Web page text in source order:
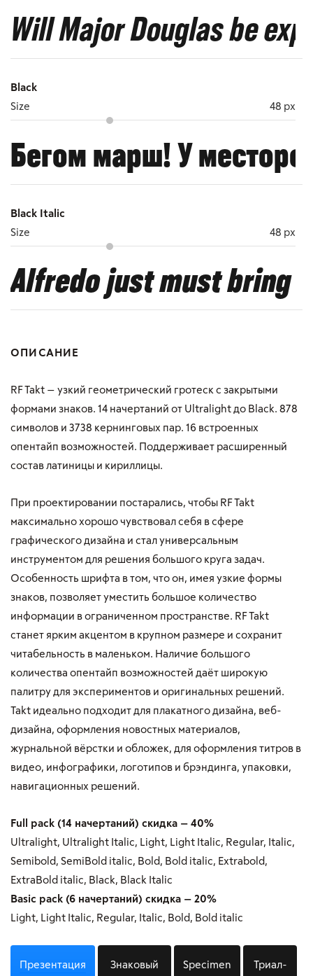
Will Major Douglas be
Black
Size
48 px
Бегом марш! У
Black Italic
Size
48 px
Alfredo just must bring
ОПИСАНИЕ
RF Takt — узкий геометрический гротеск с закрытыми
формами знаков. 14 начертаний от Ultralight до Black. 878
символов и 3738 кернинговых пар. 16 встроенных
опентайп возможностей. Поддерживает расширенный
состав латиницы и кириллицы.
При проектировании постарались, чтобы RF Takt
максимально хорошо чувствовал себя в сфере
графического дизайна и стал универсальным
инструментом для решения большого круга задач.
Особенность шрифта в том, что он, имея узкие формы
знаков, позволяет уместить большое количество
информации в ограниченном пространстве. RF Takt
станет ярким акцентом в крупном размере и сохранит
читабельность в маленьком. Наличие большого
количества опентайп возможностей даёт широкую
палитру для экспериментов и оригинальных решений.
Takt идеально подходит для плакатного дизайна, веб-
дизайна, оформления новостных материалов,
журнальной вёрстки и обложек, для оформления титров в
видео, инфографики, логотипов и брэндинга, упаковки,
навигационных решений.
Full pack (14 начертаний) скидка — 40%
Ultralight, Ultralight Italic, Light, Light Italic, Regular, Italic,
Semibold, SemiBold italic, Bold, Bold italic, Extrabold,
ExtraBold italic, Black, Black Italic
Basic pack (6 начертаний) скидка — 20%
Light, Light Italic, Regular, Italic, Bold, Bold italic
Презентация
Знаковый
Specimen
Триал-